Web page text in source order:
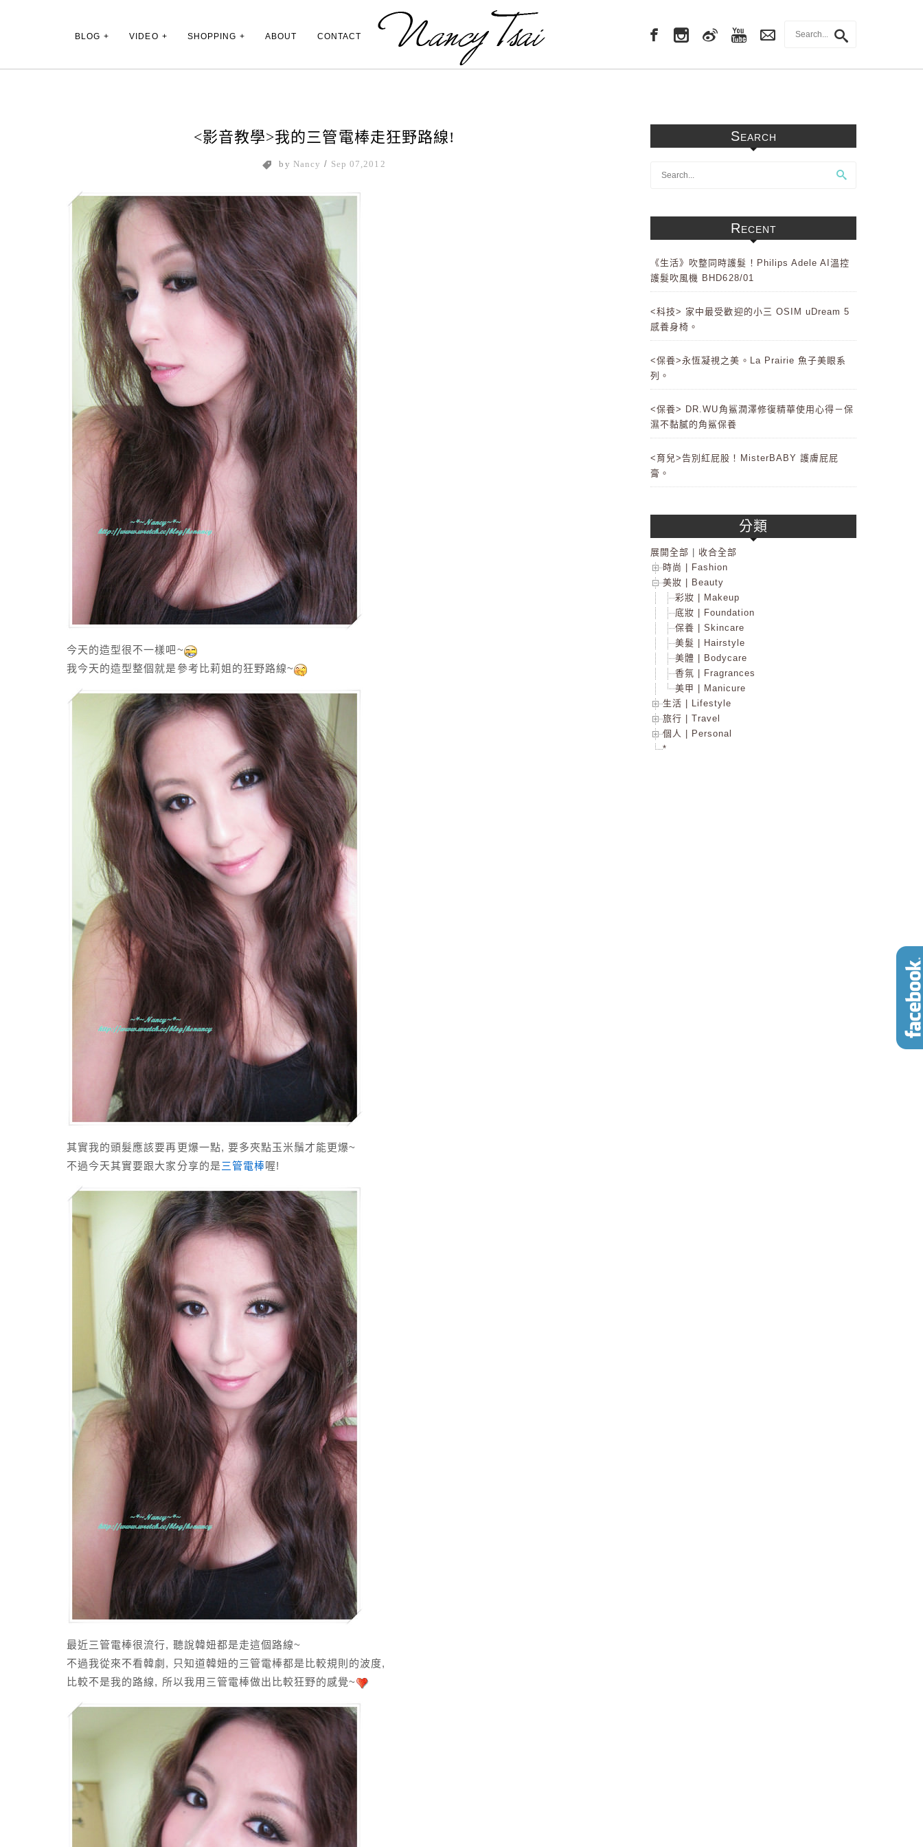
Main Menu
BLOG VIDEO SHOPPING ABOUT CONTACT
<影音教學>我的三管電棒走狂野路線!
by Nancy / Sep 07,2012
今天的造型很不一樣吧~
我今天的造型整個就是參考比莉姐的狂野路線~
其實我的頭髮應該要再更爆一點, 要多夾點玉米鬚才能更爆~
不過今天其實要跟大家分享的是三管電棒喔!
最近三管電棒很流行, 聽說韓妞都是走這個路線~
不過我從來不看韓劇, 只知道韓妞的三管電棒都是比較規則的波度,
比較不是我的路線, 所以我用三管電棒做出比較狂野的感覺~
Search
Recent
《生活》吹整同時護髮！Philips Adele AI溫控
護髮吹風機 BHD628/01
<科技> 家中最受歡迎的小三 OSIM uDream 5
感養身椅。
<保養>永恆凝視之美。La Prairie 魚子美眼系
列。
<保養> DR.WU角鯊潤澤修復精華使用心得－保
濕不黏膩的角鯊保養
<育兒>告別紅屁股！MisterBABY 護膚屁屁
膏。
分類
展開全部
收合全部
時尚 | Fashion
美妝 | Beauty
彩妝 | Makeup
底妝 | Foundation
保養 | Skincare
美髮 | Hairstyle
美體 | Bodycare
香氛 | Fragrances
美甲 | Manicure
生活 | Lifestyle
旅行 | Travel
個人 | Personal
*